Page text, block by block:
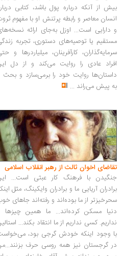
بیش از آنکه درباره پول باشد، کتابی
انسان معاصر و رابطه پرتنش او با مفهوم
و دارایی است... اوزل به‌جای ارائه
مستقیم یا توصیه‌های دستوری، تجربه
سرمایه‌گذاران، کارآفرینان، میلیاردرها و
افراد عادی را روایت می‌کند و از دل
داستان‌ها روایت خود را برمی‌سازد و بحث
به پیش می‌راند ...
تقاضای اخوان ثالث از رهبر انقلاب اسلامی
جنگیدن با فرهنگ کار عبثی است...
برادران آریایی ما و برادران وایکینگ، مثل
سحرخیزتر از ما بوده‌اند و رفته‌اند جاهای
دنیا مسکن کرده‌اند... ما همین چیزها
نداریم. کسی نداریم از ما انتقاد بکند...
با وجود اینکه خودش گرجی بود،
در گرجستان نیز همه روسی حرف